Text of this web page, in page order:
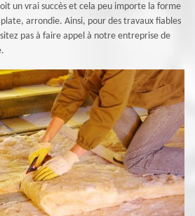
un vrai succès et cela peu importe la forme
arrondie. Ainsi, pour des travaux fiables
pas à faire appel à notre entreprise de